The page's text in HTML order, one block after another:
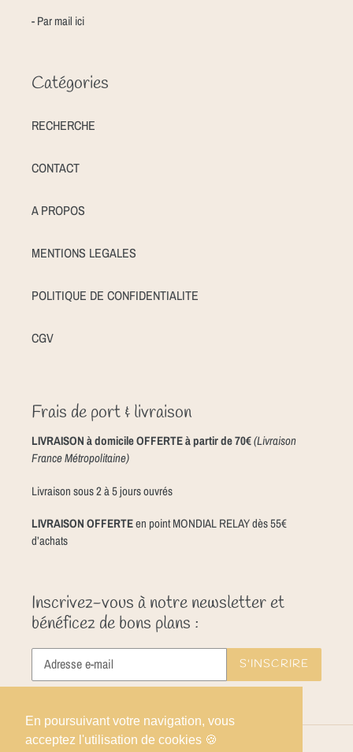
En poursuivant votre navigation, vous
acceptez l'utilisation de cookies 🍪
- Par mail ici
Catégories
RECHERCHE
CONTACT
A PROPOS
MENTIONS LEGALES
POLITIQUE DE CONFIDENTIALITE
CGV
Frais de port & livraison
LIVRAISON à domicile OFFERTE à partir de 70€(Livraison
France Métropolitaine)
Livraison sous 2 à 5 jours ouvrés
LIVRAISON OFFERTEen point MONDIAL RELAY dès 55€
d’achats
Inscrivez-vous à notre newsletter et
bénéficez de bons plans :
S'INSCRIRE